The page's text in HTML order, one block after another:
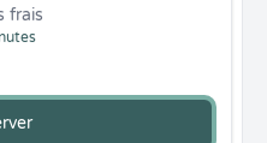
frais